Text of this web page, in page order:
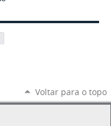
Voltar para o topo